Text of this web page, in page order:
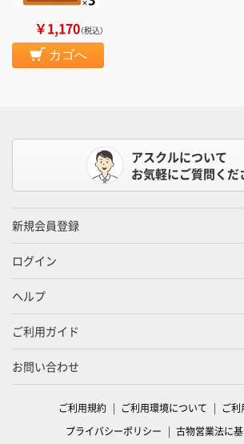
￥1,170（税込）
カゴへ
アスクルについて
お気軽にご質問くだ
新規会員登録
ログイン
ヘルプ
ご利用ガイド
お問い合わせ
ご利用規約 ご利用環境について
ご
プライバシーポリシー
古物営業法に